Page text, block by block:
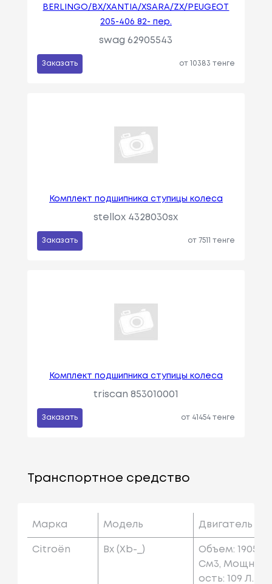
BERLINGO/BX/XANTIA/XSARA/ZX/PEUGEOT
205-406 82- пер.
swag 62905543
Заказать от 10383 тенге
Комплект подшипника ступицы колеса
stellox 4328030sx
Заказать от 7511 тенге
Комплект подшипника ступицы колеса
triscan 853010001
Заказать от 41454 тенге
Транспортное средство
Марка Модель Двигатель
Citroën Bx (xb-_)
Объем: 1905
См3, Мощн
Ость: 109 Л.